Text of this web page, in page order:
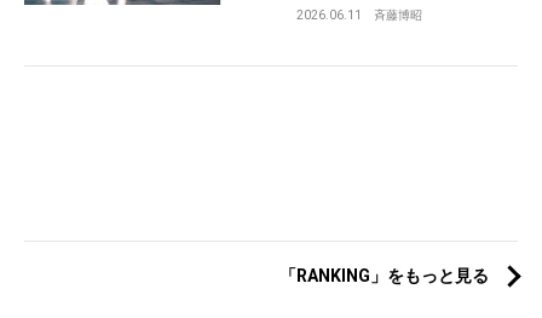
2026.06.11 斉藤博昭
「RANKING」をもっと見る